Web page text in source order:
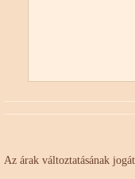
Az árak változtatásának